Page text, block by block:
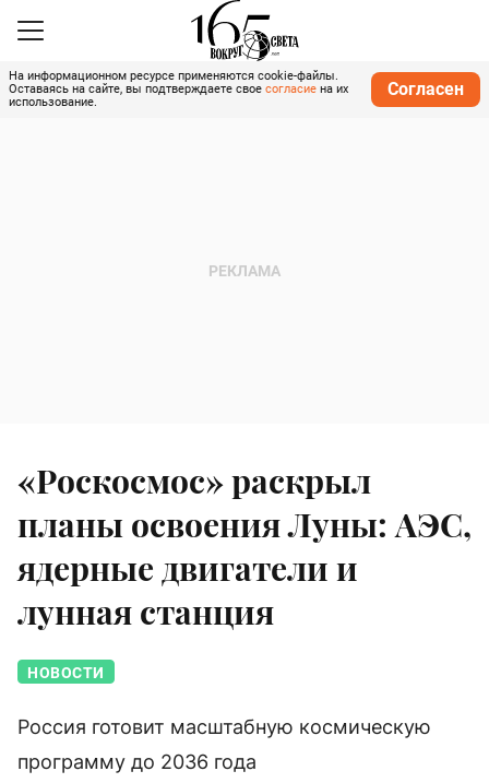
На информационном ресурсе применяются cookie-файлы.
Оставаясь на сайте, вы подтверждаете свое согласие на их
использование.
Согласен
«Роскосмос» раскрыл
планы освоения Луны: АЭС,
ядерные двигатели и
лунная станция
НОВОСТИ
Россия готовит масштабную космическую
программу до 2036 года